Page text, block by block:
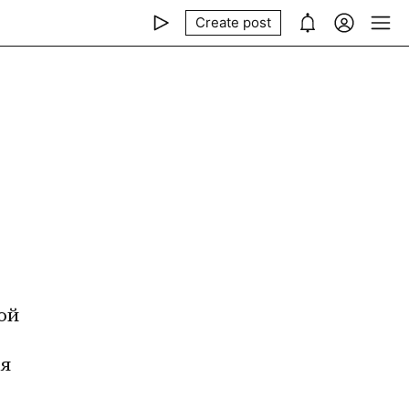
Create post